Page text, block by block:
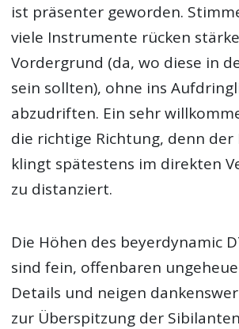
ist präsenter geworden.
viele Instrumente rücken
Vordergrund (da, wo diese in
sein sollten), ohne ins
abzudriften. Ein sehr
die richtige Richtung, denn der
klingt spätestens im direkten
zu distanziert.
Die Höhen des beyerdynamic
sind fein, offenbaren
Details und neigen
zur Überspitzung der